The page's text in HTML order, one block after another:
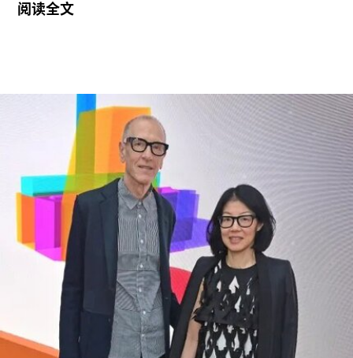
持续针对史密森尼学会施压行动的进一步升级。他
扬“美国的伟大”。
其中，美国国家历史博物馆已成为特朗普持续抨击
的主要目标。在本月初发布的一份长达162页的报
告中，政府指责博物馆馆长安西娅·M·哈蒂格
（Anthea M. Hartig）在展览中传播“激进的行动主
义意识形态”。
根据这一行政令，新的指示牌将告知参观者，博物
馆现有展览“应予以改造”，以符合政府近期发布的
题为《拯救美国的故事：史密森尼学会美国国家历
史博物馆如何因意识形态操控而抹杀我们的历史遗
产》的报告。指示牌还将“引导游客前往能够获取关
阅读全文